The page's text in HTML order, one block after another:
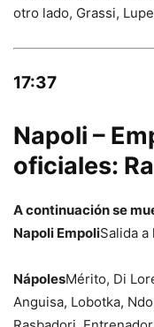
otro lado, Grassi,
17:37
Napoli –
oficiales:
A continuación se
Napoli EmpoliSalida a
NápolesMérito, Di
Anguisa, Lobotka,